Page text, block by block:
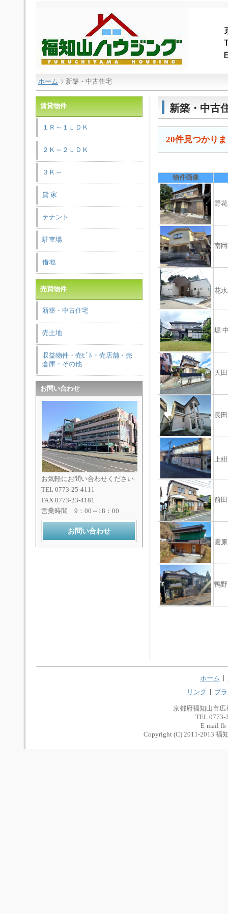
ホーム 新築・中古住宅
新築・中古
20件見つかり
物件画像
野
南
花
堀
天
長
上
前
雲
鴨
賃貸物件
１Ｒ～１ＬＤＫ
２Ｋ～２ＬＤＫ
３Ｋ～
貸 家
テナント
駐車場
借地
売買物件
新築・中古住宅
売土地
収益物件・売ﾋﾞﾙ・売店舗・売
倉庫・その他
お問い合わせ
お気軽にお問い合わせください
TEL 0773-25-4111
FAX 0773-23-4181
営業時間 9：00～18：00
お問い合わせ
ホーム
リンク
プ
京都府福知山市
TEL 0773-
E-mail
Copyright (C) 2011-2013 福